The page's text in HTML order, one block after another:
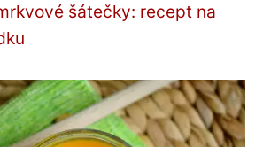
šátečky: recept na